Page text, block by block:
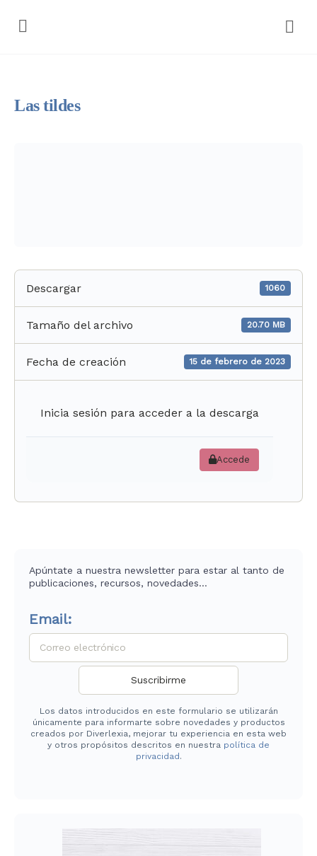
Las tildes
Descargar 1060
Tamaño del archivo 20.70 MB
Fecha de creación 15 de febrero de 2023
Inicia sesión para acceder a la descarga
Accede
Apúntate a nuestra newsletter para estar al tanto de
publicaciones, recursos, novedades…
Email:
Los datos introducidos en este formulario se utilizarán
únicamente para informarte sobre novedades y productos
creados por Diverlexia, mejorar tu experiencia en esta web
y otros propósitos descritos en nuestra política de
privacidad.